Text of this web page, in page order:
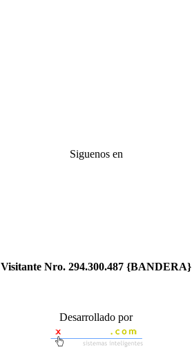
Siguenos en
Visitante Nro. 294.300.487 {BANDERA}
Desarrollado por